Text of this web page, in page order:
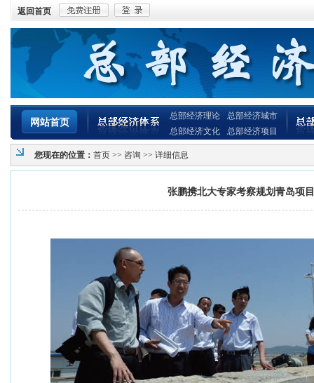
返回首页
网站首页
总部经济理论
总部经济文化
总部经济城市
总部经济项目
您现在的位置： 首页 >> 咨询 >> 详细信息
张鹏携北大专家考察规划青岛项目